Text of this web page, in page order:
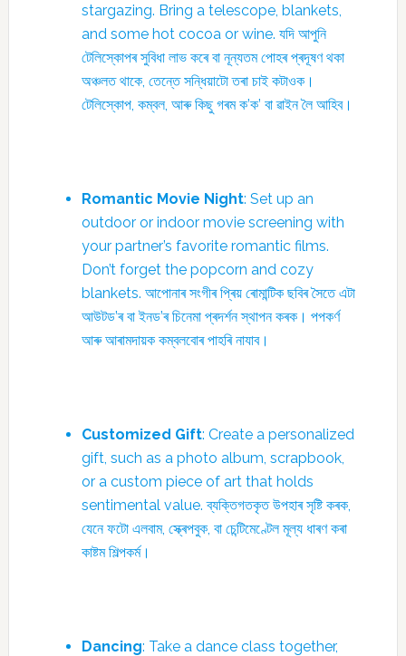
stargazing. Bring a telescope, blankets,
and some hot cocoa or wine. যদি আপুনি
টেলিস্কোপৰ সুবিধা লাভ কৰে বা নূন্যতম পোহৰ প্ৰদূষণ থকা
অঞ্চলত থাকে, তেন্তে সন্ধিয়াটো তৰা চাই কটাওক।
টেলিস্কোপ, কম্বল, আৰু কিছু গৰম ক’ক’ বা ৱাইন লৈ আহিব।
Romantic Movie Night: Set up an
outdoor or indoor movie screening with
your partner’s favorite romantic films.
Don’t forget the popcorn and cozy
blankets. আপোনাৰ সংগীৰ প্ৰিয় ৰোমান্টিক ছবিৰ সৈতে এটা
আউটড’ৰ বা ইনড’ৰ চিনেমা প্ৰদৰ্শন স্থাপন কৰক। পপকৰ্ণ
আৰু আৰামদায়ক কম্বলবোৰ পাহৰি নাযাব।
Customized Gift: Create a personalized
gift, such as a photo album, scrapbook,
or a custom piece of art that holds
sentimental value. ব্যক্তিগতকৃত উপহাৰ সৃষ্টি কৰক,
যেনে ফটো এলবাম, স্ক্ৰেপবুক, বা চেন্টিমেণ্টেল মূল্য ধাৰণ কৰা
কাষ্টম শিল্পকৰ্ম।
Dancing: Take a dance class together,